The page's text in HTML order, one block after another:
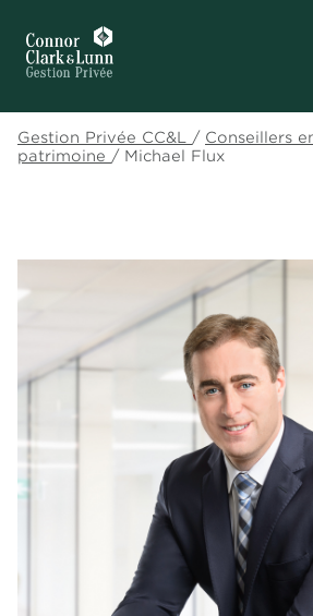
Gestion Privée CC&L / Conseillers
patrimoine / Michael Flux